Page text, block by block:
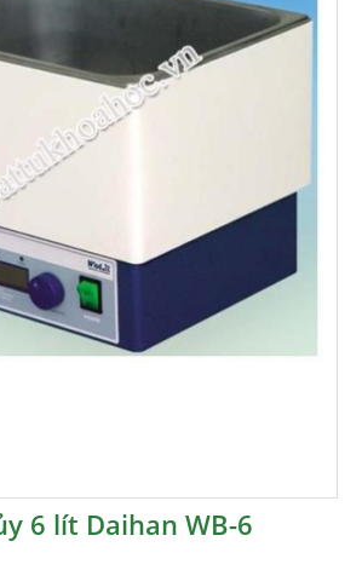
6 lít Daihan WB-6